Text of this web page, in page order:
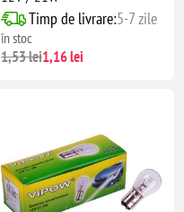
Timp de livrare:5-7 zile
în stoc
1,53 lei1,16 lei